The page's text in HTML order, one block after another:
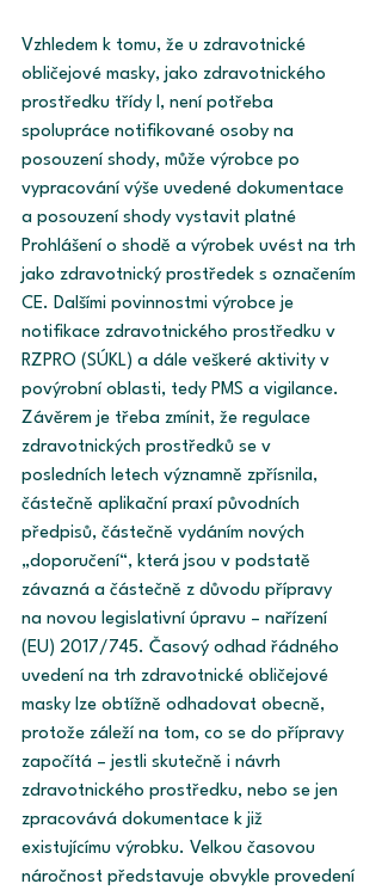
Vzhledem k tomu, že u zdravotnické
obličejové masky, jako zdravotnického
prostředku třídy I, není potřeba
spolupráce notifikované osoby na
posouzení shody, může výrobce po
vypracování výše uvedené dokumentace
a posouzení shody vystavit platné
Prohlášení o shodě a výrobek uvést na trh
jako zdravotnický prostředek s označením
CE. Dalšími povinnostmi výrobce je
notifikace zdravotnického prostředku v
RZPRO (SÚKL) a dále veškeré aktivity v
povýrobní oblasti, tedy PMS a vigilance.
Závěrem je třeba zmínit, že regulace
zdravotnických prostředků se v
posledních letech významně zpřísnila,
částečně aplikační praxí původních
předpisů, částečně vydáním nových
„doporučení“, která jsou v podstatě
závazná a částečně z důvodu přípravy
na novou legislativní úpravu – nařízení
(EU) 2017/745. Časový odhad řádného
uvedení na trh zdravotnické obličejové
masky lze obtížně odhadovat obecně,
protože záleží na tom, co se do přípravy
započítá – jestli skutečně i návrh
zdravotnického prostředku, nebo se jen
zpracovává dokumentace k již
existujícímu výrobku. Velkou časovou
náročnost představuje obvykle provedení